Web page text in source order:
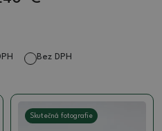
Bez DPH
Skutečná fotografie